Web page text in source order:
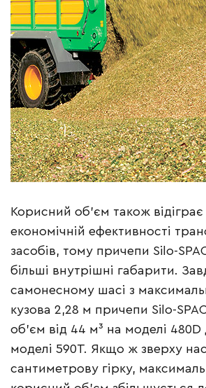
Корисний об’єм також
економічній ефективності
засобів, тому причепи Silo-
більші внутрішні габарити.
самонесному шасі з
кузова 2,28 м причепи Silo-
об’єм від 44 м³ на моделі
моделі 590T. Якщо ж зверху
сантиметрову гірку,